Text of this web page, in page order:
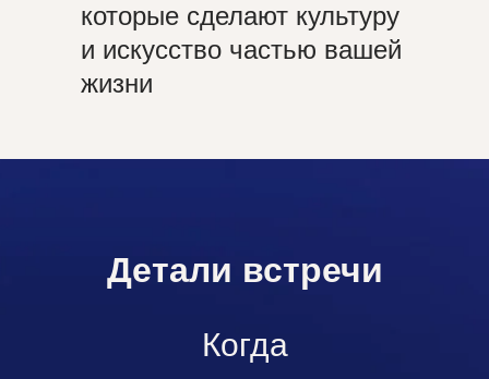
которые сделают культуру
и искусство частью вашей
жизни
Детали встречи
Когда